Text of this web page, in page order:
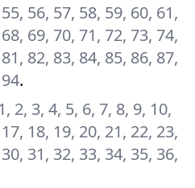
56, 57, 58, 59, 60, 61,
69, 70, 71, 72, 73, 74,
82, 83, 84, 85, 86, 87,
.
1, 2, 3, 4, 5, 6, 7, 8, 9, 10,
18, 19, 20, 21, 22, 23,
31, 32, 33, 34, 35, 36,